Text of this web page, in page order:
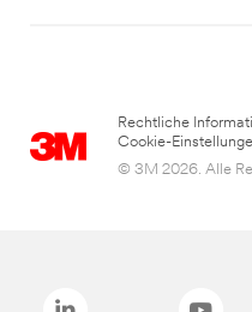
Rechtliche
Cookie-
© 3M 2026. Alle